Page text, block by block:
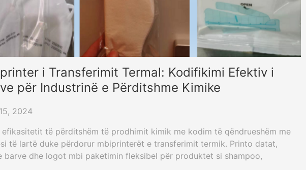
i Transferimit Termal: Kodifikimi Efektiv i
për Industrinë e Përditshme Kimike
2024
efikasitetit të përditshëm të prodhimit kimik me kodim të qëndrueshëm me
të lartë duke përdorur mbiprinterët e transferimit termik. Printo datat,
barve dhe logot mbi paketimin fleksibel për produktet si shampoo,